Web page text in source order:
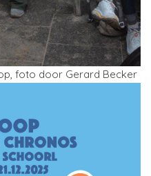
foto door Gerard Becker